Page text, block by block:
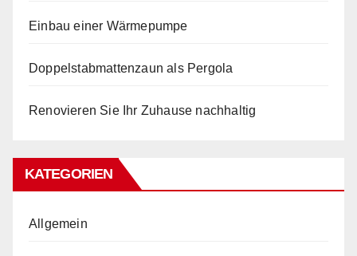
Einbau einer Wärmepumpe
Doppelstabmattenzaun als Pergola
Renovieren Sie Ihr Zuhause nachhaltig
KATEGORIEN
Allgemein